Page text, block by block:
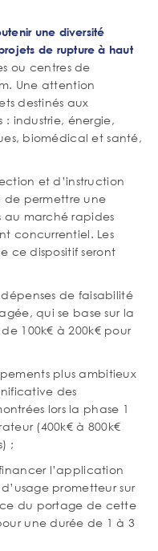
une diversité
de rupture à haut
ou centres de
Une attention
destinés aux
industrie, énergie,
biomédical et santé,
et d’instruction
de permettre une
marché rapides
concurrentiel. Les
ce dispositif seront
de faisabilité
qui se base sur la
100k€ à 200k€ pour
plus ambitieux
des
lors la phase 1
(400k€ à 800k€
;
l’application
prometteur sur
du portage de cette
une durée de 1 à 3